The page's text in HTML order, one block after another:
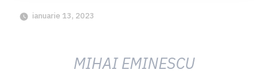
ianuarie 13, 2023
MIHAI EMINESCU